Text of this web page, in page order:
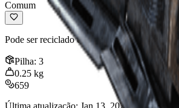
Comum
Pode ser reciclado em materiais de fabricação.
Pilha: 3
0.25 kg
659